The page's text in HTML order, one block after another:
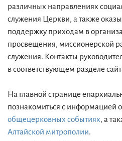
различных направлениях
служения Церкви, а также
поддержку приходам в
просвещения, миссионерской
служения. Контакты
в соответствующем разделе
На главной странице
познакомиться с информацией
общецерковных событиях, а
Алтайской митрополии.